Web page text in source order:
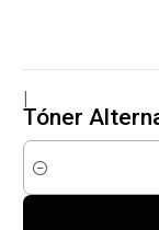
Tóner
Cantidad